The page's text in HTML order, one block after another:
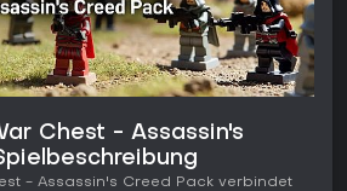
Chest - Assassin's
- Assassin's Creed Pack verbindet